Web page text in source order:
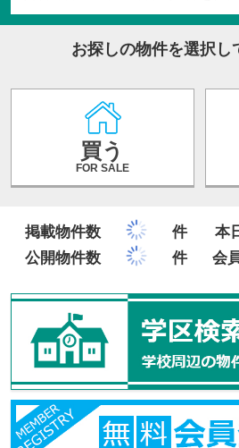
お探しの物件を選択し
買う
FOR SALE
掲載物件数 件 本
公開物件数
件 会